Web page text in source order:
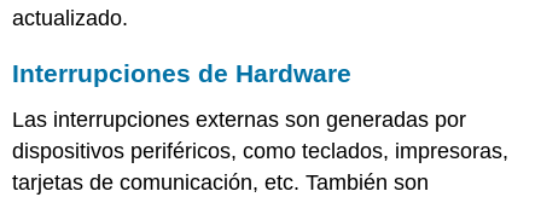
actualizado.
Interrupciones de Hardware
Las interrupciones externas son generadas por
dispositivos periféricos, como teclados, impresoras,
tarjetas de comunicación, etc. También son